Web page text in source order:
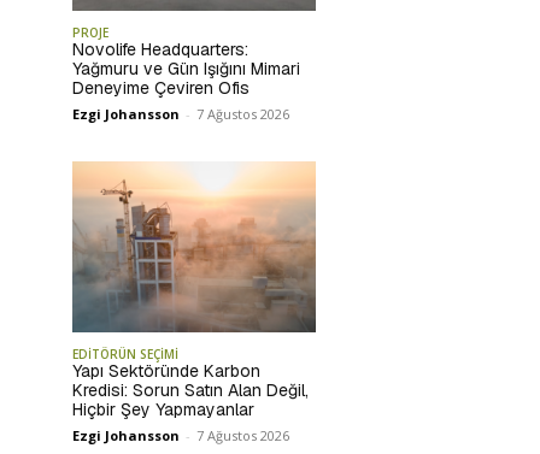
PROJE
Novolife Headquarters:
Yağmuru ve Gün Işığını Mimari
Deneyime Çeviren Ofis
Ezgi Johansson - 7 Ağustos 2026
EDİTÖRÜN SEÇİMİ
Yapı Sektöründe Karbon
Kredisi: Sorun Satın Alan Değil,
Hiçbir Şey Yapmayanlar
Ezgi Johansson - 7 Ağustos 2026